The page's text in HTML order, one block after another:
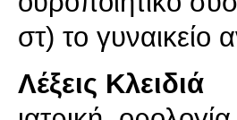
στ) το
Λέξεις Κλειδιά